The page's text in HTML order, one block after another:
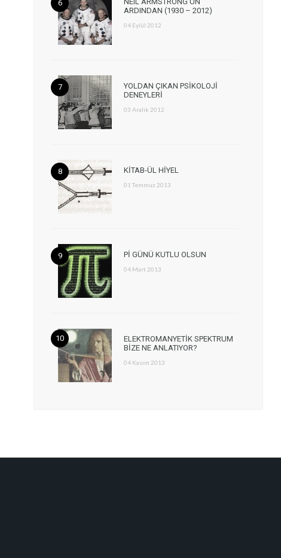
ARDINDAN (1930 – 2012)
04 Eylül 2012
YOLDAN ÇIKAN PSİKOLOJİ
DENEYLERİ
03 Aralık 2012
KİTAB-ÜL HİYEL
01 Temmuz 2013
Pİ GÜNÜ KUTLU OLSUN
04 Mart 2013
ELEKTROMANYETİK SPEKTRUM
BİZE NE ANLATIYOR?
04 Kasım 2013